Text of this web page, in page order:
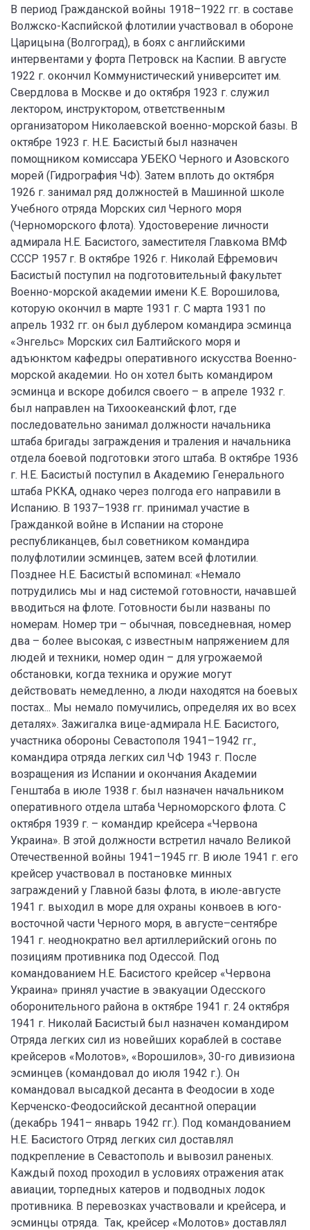
В период Гражданской войны 1918–1922 гг. в составе
Волжско-Каспийской флотилии участвовал в обороне
Царицына (Волгоград), в боях с английскими
интервентами у форта Петровск на Каспии. В августе
1922 г. окончил Коммунистический университет им.
Свердлова в Москве и до октября 1923 г. служил
лектором, инструктором, ответственным
организатором Николаевской военно-морской базы. В
октябре 1923 г. Н.Е. Басистый был назначен
помощником комиссара УБЕКО Черного и Азовского
морей (Гидрография ЧФ). Затем вплоть до октября
1926 г. занимал ряд должностей в Машинной школе
Учебного отряда Морских сил Черного моря
(Черноморского флота). Удостоверение личности
адмирала Н.Е. Басистого, заместителя Главкома ВМФ
СССР 1957 г. В октябре 1926 г. Николай Ефремович
Басистый поступил на подготовительный факультет
Военно-морской академии имени К.Е. Ворошилова,
которую окончил в марте 1931 г. С марта 1931 по
апрель 1932 гг. он был дублером командира эсминца
«Энгельс» Морских сил Балтийского моря и
адъюнктом кафедры оперативного искусства Военно-
морской академии. Но он хотел быть командиром
эсминца и вскоре добился своего – в апреле 1932 г.
был направлен на Тихоокеанский флот, где
последовательно занимал должности начальника
штаба бригады заграждения и траления и начальника
отдела боевой подготовки этого штаба. В октябре 1936
г. Н.Е. Басистый поступил в Академию Генерального
штаба РККА, однако через полгода его направили в
Испанию. В 1937–1938 гг. принимал участие в
Гражданкой войне в Испании на стороне
республиканцев, был советником командира
полуфлотилии эсминцев, затем всей флотилии.
Позднее Н.Е. Басистый вспоминал: «Немало
потрудились мы и над системой готовности, начавшей
вводиться на флоте. Готовности были названы по
номерам. Номер три – обычная, повседневная, номер
два – более высокая, с известным напряжением для
людей и техники, номер один – для угрожаемой
обстановки, когда техника и оружие могут
действовать немедленно, а люди находятся на боевых
постах... Мы немало помучились, определяя их во всех
деталях». Зажигалка вице-адмирала Н.Е. Басистого,
участника обороны Севастополя 1941–1942 гг.,
командира отряда легких сил ЧФ 1943 г. После
возращения из Испании и окончания Академии
Генштаба в июле 1938 г. был назначен начальником
оперативного отдела штаба Черноморского флота. С
октября 1939 г. – командир крейсера «Червона
Украина». В этой должности встретил начало Великой
Отечественной войны 1941–1945 гг. В июле 1941 г. его
крейсер участвовал в постановке минных
заграждений у Главной базы флота, в июле-августе
1941 г. выходил в море для охраны конвоев в юго-
восточной части Черного моря, в августе–сентябре
1941 г. неоднократно вел артиллерийский огонь по
позициям противника под Одессой. Под
командованием Н.Е. Басистого крейсер «Червона
Украина» принял участие в эвакуации Одесского
оборонительного района в октябре 1941 г. 24 октября
1941 г. Николай Басистый был назначен командиром
Отряда легких сил из новейших кораблей в составе
крейсеров «Молотов», «Ворошилов», 30-го дивизиона
эсминцев (командовал до июля 1942 г.). Он
командовал высадкой десанта в Феодосии в ходе
Керченско-Феодосийской десантной операции
(декабрь 1941– январь 1942 гг.). Под командованием
Н.Е. Басистого Отряд легких сил доставлял
подкрепление в Севастополь и вывозил раненых.
Каждый поход проходил в условиях отражения атак
авиации, торпедных катеров и подводных лодок
противника. В перевозках участвовали и крейсера, и
эсминцы отряда. Так, крейсер «Молотов» доставлял